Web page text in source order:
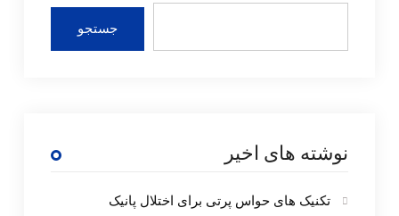
جستجو
نوشته های اخیر
تکنیک های حواس پرتی برای اختلال پانیک